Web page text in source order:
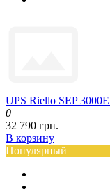
UPS Riello SEP
0
32 790 грн.
В корзину
Популярный